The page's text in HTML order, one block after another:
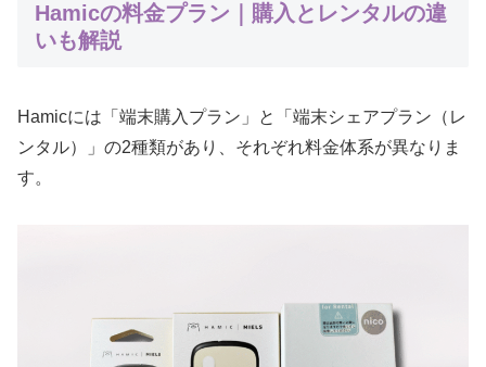
Hamicの料金プラン｜購入とレンタルの違
いも解説
Hamicには「端末購入プラン」と「端末シェアプラン（レ
ンタル）」の2種類があり、それぞれ料金体系が異なりま
す。